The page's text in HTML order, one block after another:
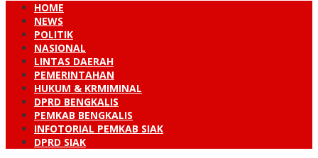
HOME
NEWS
POLITIK
NASIONAL
LINTAS DAERAH
PEMERINTAHAN
HUKUM & KRMIMINAL
DPRD BENGKALIS
PEMKAB BENGKALIS
INFOTORIAL PEMKAB SIAK
DPRD SIAK